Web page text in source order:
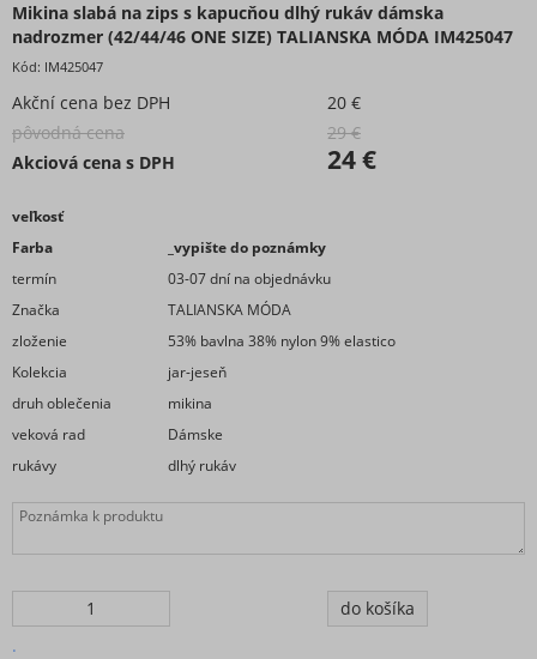
Mikina slabá na zips s kapucňou dlhý rukáv dámska
nadrozmer (42/44/46 ONE SIZE) TALIANSKA MÓDA IM425047
Kód: IM425047
Akční cena bez DPH
20 €
pôvodná cena
29 €
Akciová cena s DPH
24 €
veľkosť
Farba
_vypište do poznámky
termín
03-07 dní na objednávku
Značka
TALIANSKA MÓDA
zloženie
53% bavlna 38% nylon 9% elastico
Kolekcia
jar-jeseň
druh oblečenia
mikina
veková rad
Dámske
rukávy
dlhý rukáv
.